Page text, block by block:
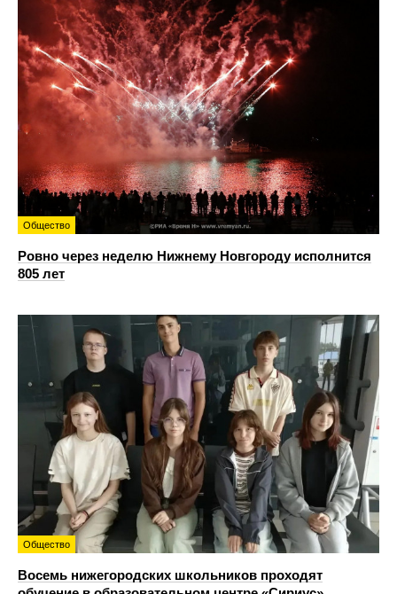
Общество
Ровно через неделю Нижнему Новгороду исполнится
805 лет
Общество
Восемь нижегородских школьников проходят